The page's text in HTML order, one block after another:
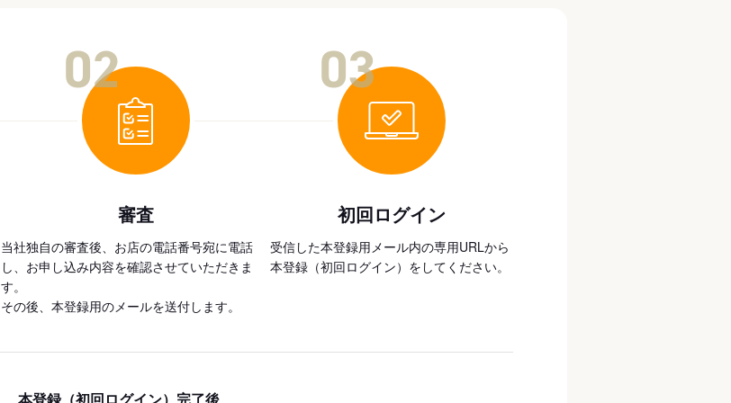
審査
当社独自の審査後、お店の電話番号宛に電話
し、お申し込み内容を確認させていただきま
す。
その後、本登録用のメールを送付します。
初回ログイン
受信した本登録用メール内の専用URLから
本登録（初回ログイン）をしてください。